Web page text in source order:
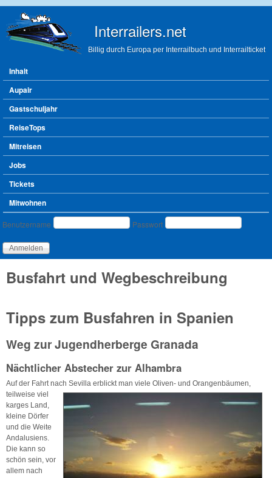
Interrailers.net
Billig durch Europa per Interrailbuch und Interrailticket
Hauptmenü
Inhalt
Aupair
Gastschuljahr
ReiseTops
Mitreisen
Jobs
Tickets
Mitwohnen
Benutzeranmeldung
Benutzername Passwort
Busfahrt und Wegbeschreibung
Tipps zum Busfahren in Spanien
Weg zur Jugendherberge Granada
Nächtlicher Abstecher zur Alhambra
Auf der Fahrt nach Sevilla erblickt man viele Oliven- und Orangenbäumen,
teilweise viel
karges Land,
kleine Dörfer
und die Weite
Andalusiens.
Die kann so
schön sein, vor
allem nach